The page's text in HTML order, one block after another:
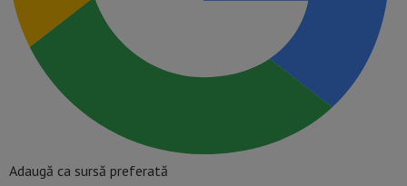
Adaugă ca sursă preferată